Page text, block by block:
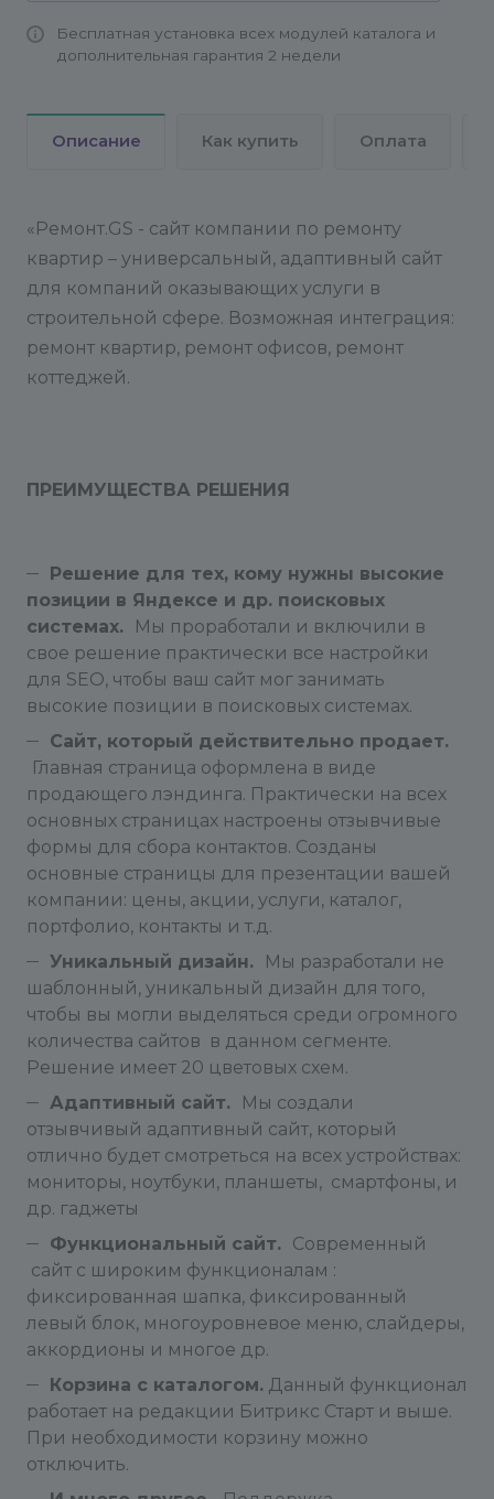
По телефону техподдержка не осуществляется.
Детальная инструкция по настройке решения:
НСТРУКЦИЯ - Настройка решения
Бесплатная установка всех модулей каталога и
дополнительная гарантия 2 недели
Описание Как купить Оплата
«Ремонт.GS - сайт компании по ремонту
квартир – универсальный, адаптивный сайт
для компаний оказывающих услуги в
строительной сфере. Возможная интеграция:
ремонт квартир, ремонт офисов, ремонт
коттеджей.
ПРЕИМУЩЕСТВА РЕШЕНИЯ
Решение для тех, кому нужны высокие
позиции в Яндексе и др. поисковых
системах.
Мы проработали и включили в
свое решение практически все настройки
для SEO, чтобы ваш сайт мог занимать
высокие позиции в поисковых системах.
Сайт, который действительно продает.
Главная страница оформлена в виде
продающего лэндинга. Практически на всех
основных страницах настроены отзывчивые
формы для сбора контактов. Созданы
основные страницы для презентации вашей
компании: цены, акции, услуги, каталог,
портфолио, контакты и т.д.
Уникальный дизайн.
Мы разработали не
шаблонный, уникальный дизайн для того,
чтобы вы могли выделяться среди огромного
количества сайтов в данном сегменте.
Решение имеет 20 цветовых схем.
Адаптивный сайт.
Мы создали
отзывчивый адаптивный сайт, который
отлично будет смотреться на всех устройствах:
мониторы, ноутбуки, планшеты, смартфоны, и
др. гаджеты
Функциональный сайт. Современный
сайт с широким функционалам :
фиксированная шапка, фиксированный
левый блок, многоуровневое меню, слайдеры,
аккордионы и многое др.
Корзина с каталогом. Данный функционал
работает на редакции Битрикс Старт и выше.
При необходимости корзину можно
отключить.